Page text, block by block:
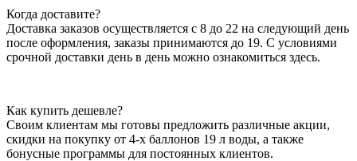
Когда доставите?
Доставка заказов осуществляется с 8 до 22 на следующий день
после оформления, заказы принимаются до 19. С условиями
срочной доставки день в день можно ознакомиться здесь.
Как купить дешевле?
Своим клиентам мы готовы предложить различные акции,
скидки на покупку от 4-х баллонов 19 л воды, а также
бонусные программы для постоянных клиентов.